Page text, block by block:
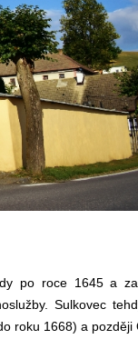
po roce 1645 a
Sulkovec
roku 1668) a později